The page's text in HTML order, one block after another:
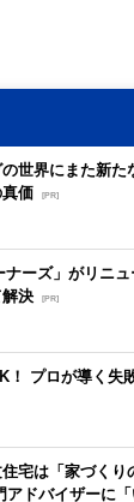
の世界にまた新
真価
[PR]
ナーズ」がリニ
決 [PR]
！ プロが導く失
宅は「家づくり
アドバイザーに